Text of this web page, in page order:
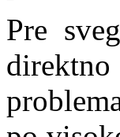
Pre